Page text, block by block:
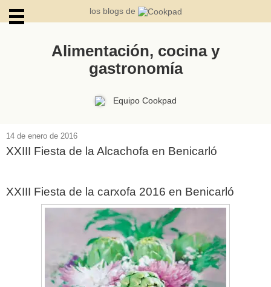
los blogs de
Alimentación, cocina y
gastronomía
Equipo Cookpad
14 de enero de 2016
XXIII Fiesta de la Alcachofa en Benicarló
XXIII Fiesta de la carxofa 2016 en Benicarló